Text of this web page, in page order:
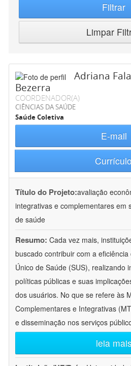
Filtrar
Limpar
Adriana
Bezerra
COORDENADOR(A)
CIÊNCIAS DA SAÚDE
Saúde Coletiva
E-mail
Currículo
Título do Projeto:avaliação
integrativas e complementares em
de saúde
Resumo: Cada vez mais,
buscado contribuir com a
Único de Saúde (SUS), realizando
políticas públicas e suas
dos usuários. No que se refere às
Complementares e Integrativas
e disseminação nos serviços
leia mais